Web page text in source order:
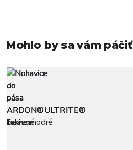
Mohlo by sa vám páčiť